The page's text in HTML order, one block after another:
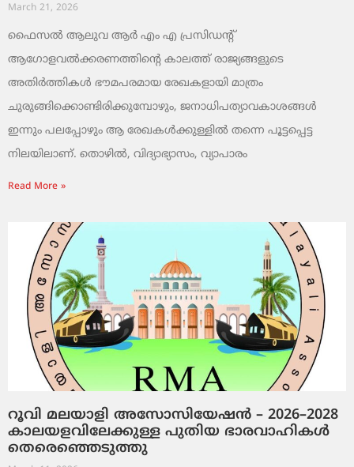
March 21, 2026
ഫൈസൽ ആലുവ ആർ എം എ പ്രസിഡന്റ്
ആഗോളവൽക്കരണത്തിന്റെ കാലത്ത് രാജ്യങ്ങളുടെ
അതിർത്തികൾ ഭൗമപരമായ രേഖകളായി മാത്രം
ചുരുങ്ങിക്കൊണ്ടിരിക്കുമ്പോഴും, ജനാധിപത്യാവകാശങ്ങൾ
ഇന്നും പലപ്പോഴും ആ രേഖകൾക്കുള്ളിൽ തന്നെ പൂട്ടപ്പെട്ട
നിലയിലാണ്. തൊഴിൽ, വിദ്യാഭ്യാസം, വ്യാപാരം
Read More »
റൂവി മലയാളി അസോസിയേഷൻ – 2026–2028
കാലയളവിലേക്കുള്ള പുതിയ ഭാരവാഹികൾ
തെരെഞ്ഞെടുത്തു